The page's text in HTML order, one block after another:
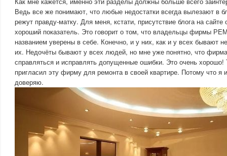
Ведь все же понимают, что любые недостатки всегда вылезают в
режут правду-матку. Для меня, кстати, присутствие блога на сайте
хороший показатель. Это говорит о том, что владельцы фирмы
названием уверены в себе. Конечно, и у них, как и у всех бывают
их. Недочёты бывают у всех людей, но мне уже понятно, что
справляться и исправлять допущенные ошибки. Это очень хорошо!
пригласил эту фирму для ремонта в своей квартире. Потому что я
доверяю.